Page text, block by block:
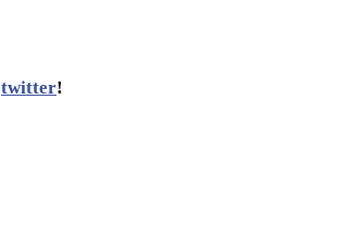
twitter!